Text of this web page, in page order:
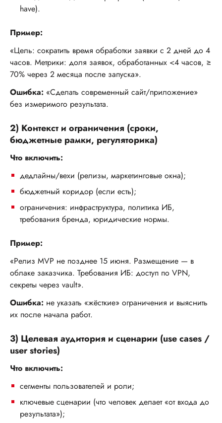
have).
Пример:
«Цель: сократить время обработки заявки с 2 дней до 4
часов. Метрики: доля заявок, обработанных <4 часов, ≥
70% через 2 месяца после запуска».
Ошибка: «Сделать современный сайт/приложение»
без измеримого результата.
2) Контекст и ограничения (сроки,
бюджетные рамки, регуляторика)
Что включить:
дедлайны/вехи (релизы, маркетинговые окна);
бюджетный коридор (если есть);
ограничения: инфраструктура, политика ИБ,
требования бренда, юридические нормы.
Пример:
«Релиз MVP не позднее 15 июня. Размещение — в
облаке заказчика. Требования ИБ: доступ по VPN,
секреты через vault».
Ошибка: не указать «жёсткие» ограничения и выяснить
их после начала работ.
3) Целевая аудитория и сценарии (use cases /
user stories)
Что включить:
сегменты пользователей и роли;
ключевые сценарии (что человек делает «от входа до
результата»);